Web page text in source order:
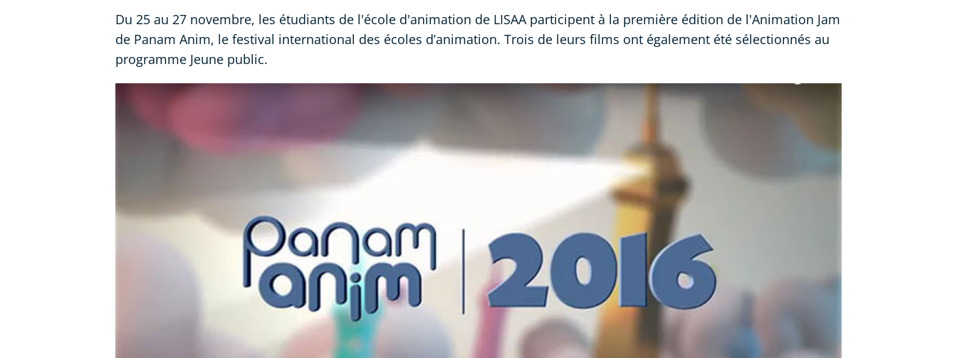
Du 25 au 27 novembre, les étudiants de l'école d'animation de LISAA participent à la première édition de l'Animation Jam
de Panam Anim, le festival international des écoles d’animation. Trois de leurs films ont également été sélectionnés au
programme Jeune public.